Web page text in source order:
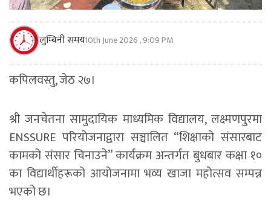
लुम्बिनी समय10th June 2026 , 9:09 PM
कपिलवस्तु, जेठ २७।
श्री जनचेतना सामुदायिक माध्यमिक विद्यालय, लक्ष्मणपुरमा
ENSSURE परियोजनाद्वारा सञ्चालित “शिक्षाको संसारबाट
कामको संसार चिनाउने” कार्यक्रम अन्तर्गत बुधबार कक्षा १०
का विद्यार्थीहरूको आयोजनामा भव्य खाजा महोत्सव सम्पन्न
भएको छ।